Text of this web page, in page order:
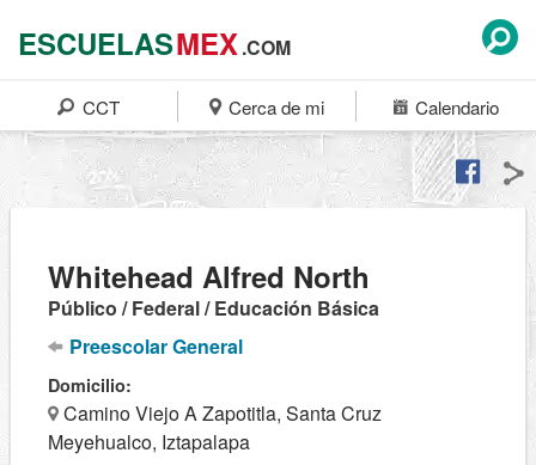
ESCUELASMEX.COM
CCT Cerca de mi Calendario
Whitehead Alfred North
Público / Federal / Educación Básica
Preescolar General
Domicilio:
Camino Viejo A Zapotitla, Santa Cruz
Meyehualco, Iztapalapa